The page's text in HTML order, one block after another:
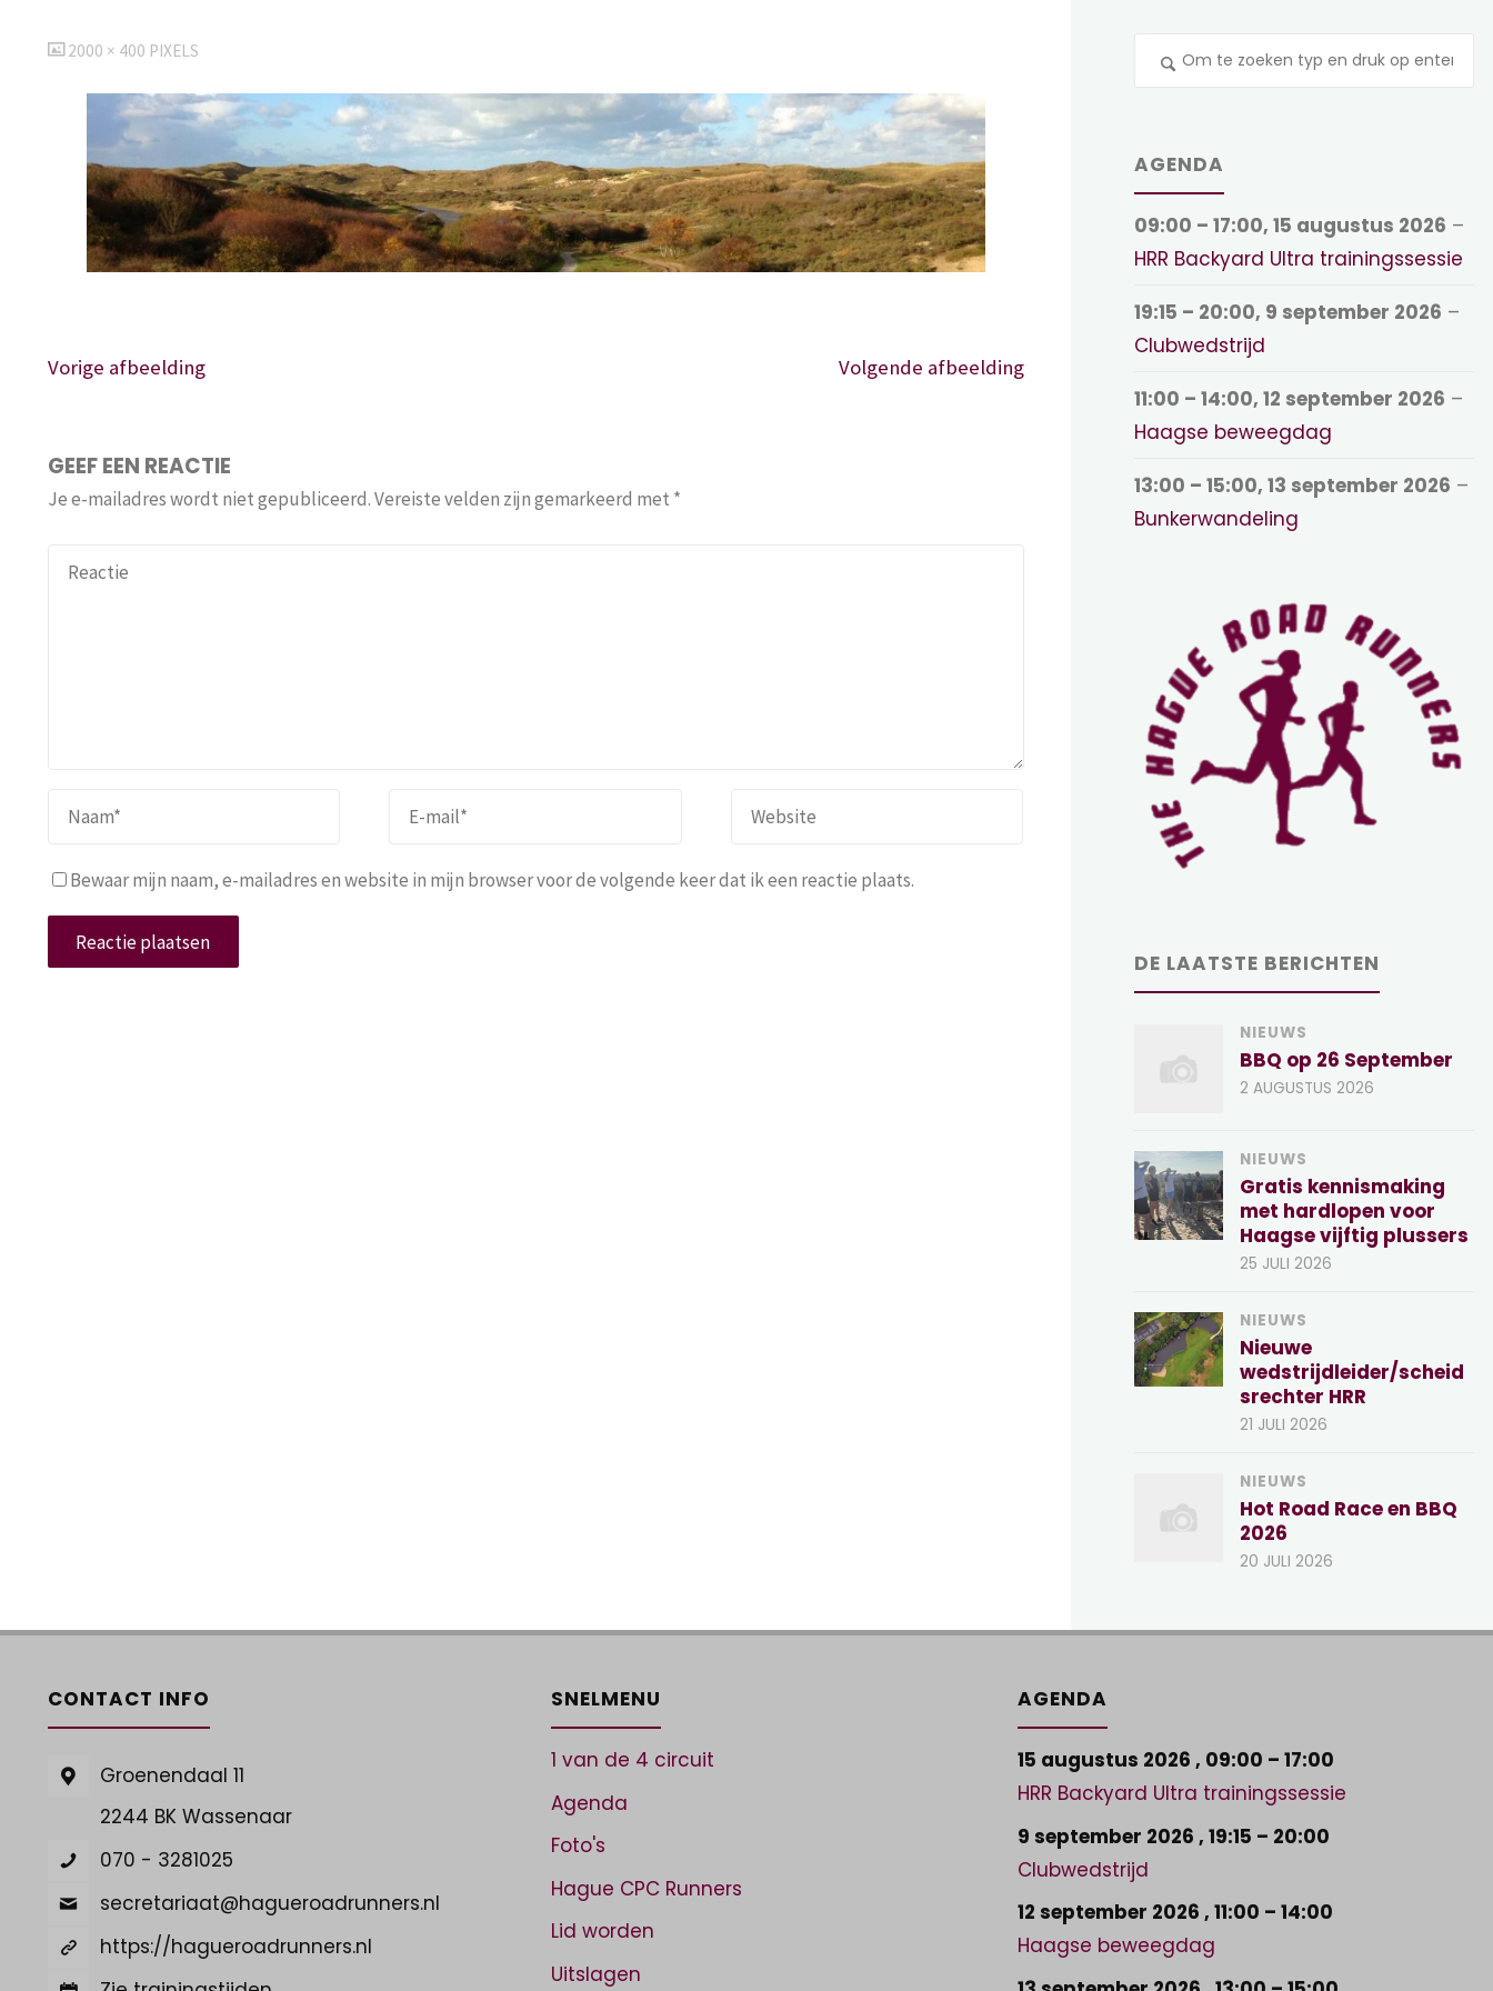
VOLLEDIGE
2000 × 400 PIXELS
Vorige afbeelding Volgende afbeelding
GEEF EEN REACTIE
Je e-mailadres wordt niet gepubliceerd.Vereiste velden zijn gemarkeerd met *
Bewaar mijn naam, e-mailadres en website in mijn browser voor de volgende keer dat ik een reactie plaats.
AGENDA
09:00 – 17:00,15 augustus 2026 –
HRR Backyard Ultra trainingssessie
19:15 – 20:00, 9 september 2026 –
Clubwedstrijd
11:00 – 14:00,12 september 2026 –
Haagse beweegdag
13:00 – 15:00,13 september 2026 –
Bunkerwandeling
DE LAATSTE BERICHTEN
NIEUWS
BBQ op 26 September
2 AUGUSTUS 2026
NIEUWS
Gratis kennismaking
met hardlopen voor
Haagse vijftig plussers
25 JULI 2026
NIEUWS
Nieuwe
wedstrijdleider/scheid
srechter HRR
21 JULI 2026
NIEUWS
Hot Road Race en BBQ
2026
20 JULI 2026
CONTACT INFO
Groenendaal 11
2244 BK Wassenaar
070 - 3281025
secretariaat@hagueroadrunners.nl
https://hagueroadrunners.nl
SNELMENU
1 van de 4 circuit
Agenda
Foto's
Hague CPC Runners
Lid worden
Uitslagen
AGENDA
15 augustus 2026 , 09:00 – 17:00
HRR Backyard Ultra trainingssessie
9 september 2026 , 19:15 – 20:00
Clubwedstrijd
12 september 2026 , 11:00 – 14:00
Haagse beweegdag